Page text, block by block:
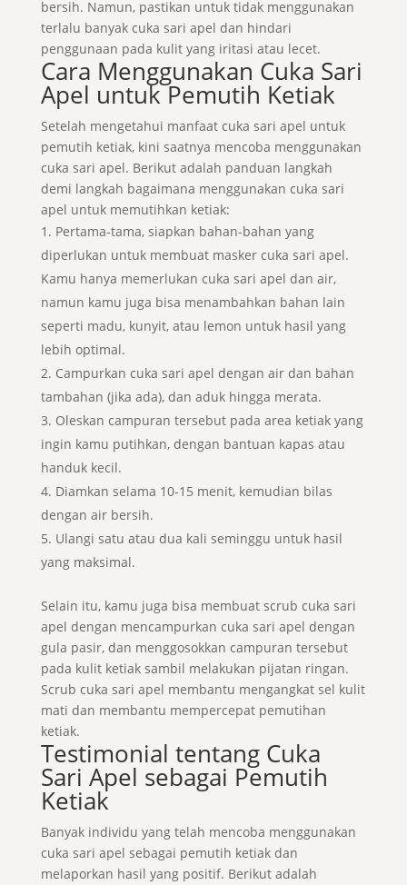
bersih. Namun, pastikan untuk tidak menggunakan
terlalu banyak cuka sari apel dan hindari
penggunaan pada kulit yang iritasi atau lecet.
Cara Menggunakan Cuka Sari
Apel untuk Pemutih Ketiak
Setelah mengetahui manfaat cuka sari apel untuk
pemutih ketiak, kini saatnya mencoba menggunakan
cuka sari apel. Berikut adalah panduan langkah
demi langkah bagaimana menggunakan cuka sari
apel untuk memutihkan ketiak:
Pertama-tama, siapkan bahan-bahan yang
diperlukan untuk membuat masker cuka sari apel.
Kamu hanya memerlukan cuka sari apel dan air,
namun kamu juga bisa menambahkan bahan lain
seperti madu, kunyit, atau lemon untuk hasil yang
lebih optimal.
Campurkan cuka sari apel dengan air dan bahan
tambahan (jika ada), dan aduk hingga merata.
Oleskan campuran tersebut pada area ketiak yang
ingin kamu putihkan, dengan bantuan kapas atau
handuk kecil.
Diamkan selama 10-15 menit, kemudian bilas
dengan air bersih.
Ulangi satu atau dua kali seminggu untuk hasil
yang maksimal.
Selain itu, kamu juga bisa membuat scrub cuka sari
apel dengan mencampurkan cuka sari apel dengan
gula pasir, dan menggosokkan campuran tersebut
pada kulit ketiak sambil melakukan pijatan ringan.
Scrub cuka sari apel membantu mengangkat sel kulit
mati dan membantu mempercepat pemutihan
ketiak.
Testimonial tentang Cuka
Sari Apel sebagai Pemutih
Ketiak
Banyak individu yang telah mencoba menggunakan
cuka sari apel sebagai pemutih ketiak dan
melaporkan hasil yang positif. Berikut adalah